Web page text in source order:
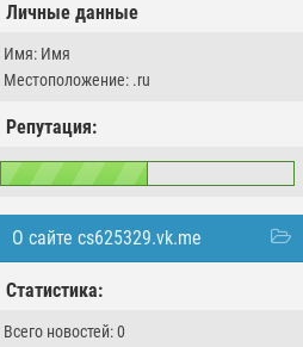
Личные данные
Имя: Имя
Местоположение: .ru
Репутация:
О сайте cs625329.vk.me
Статистика:
Всего новостей: 0